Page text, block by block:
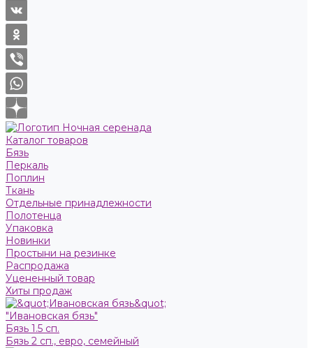
Каталог товаров
Бязь
Пeркaль
Поплин
Ткань
Отдельные принадлежности
Полотенца
Упаковка
Новинки
Простыни на резинке
Распродажа
Уцененный товар
Хиты продаж
"Ивановская бязь"
Бязь 1.5 сп.
Бязь 2 сп., евро, семейный